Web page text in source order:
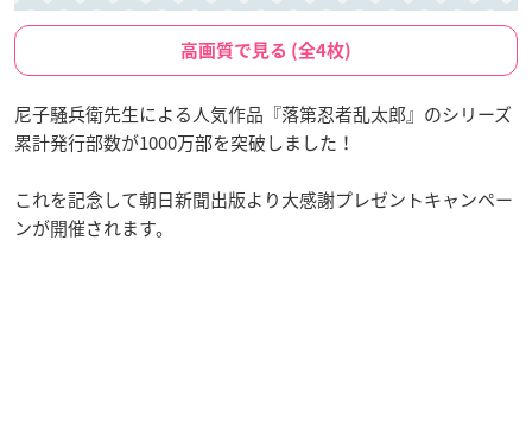
高画質で見る (全4枚)
尼子騒兵衛先生による人気作品『落第忍者乱太郎』のシリーズ
累計発行部数が1000万部を突破しました！
これを記念して朝日新聞出版より大感謝プレゼントキャンペー
ンが開催されます。